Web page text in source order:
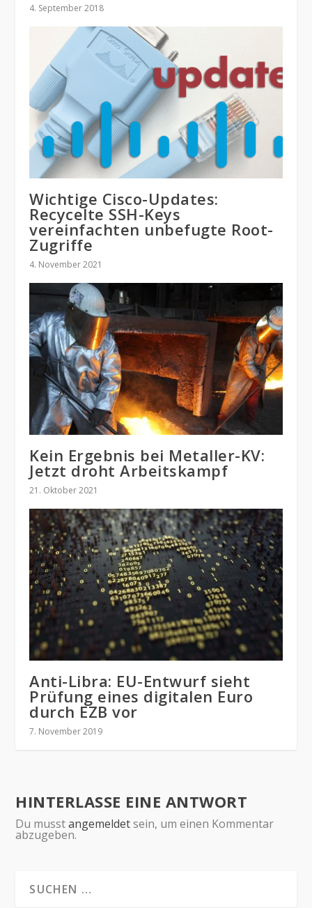
4. September 2018
Wichtige Cisco-Updates:
Recycelte SSH-Keys
vereinfachten unbefugte Root-
Zugriffe
4. November 2021
Kein Ergebnis bei Metaller-KV:
Jetzt droht Arbeitskampf
21. Oktober 2021
Anti-Libra: EU-Entwurf sieht
Prüfung eines digitalen Euro
durch EZB vor
7. November 2019
HINTERLASSE EINE ANTWORT
Du musstangemeldetsein, um einen Kommentar
abzugeben.